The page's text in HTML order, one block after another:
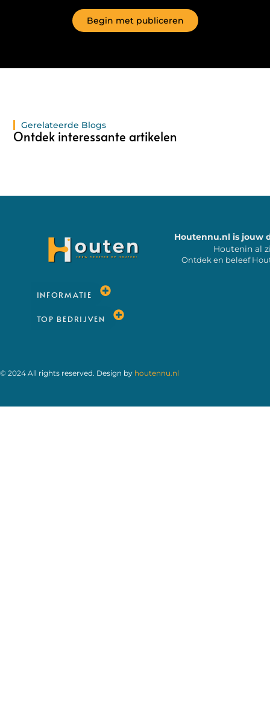
Begin met publiceren
Gerelateerde Blogs
Ontdek interessante artikelen
Houtennu.nl is jouw
Houtenin al
Ontdek en beleef
INFORMATIE
TOP BEDRIJVEN
© 2024 All rights reserved. Design by houtennu.nl